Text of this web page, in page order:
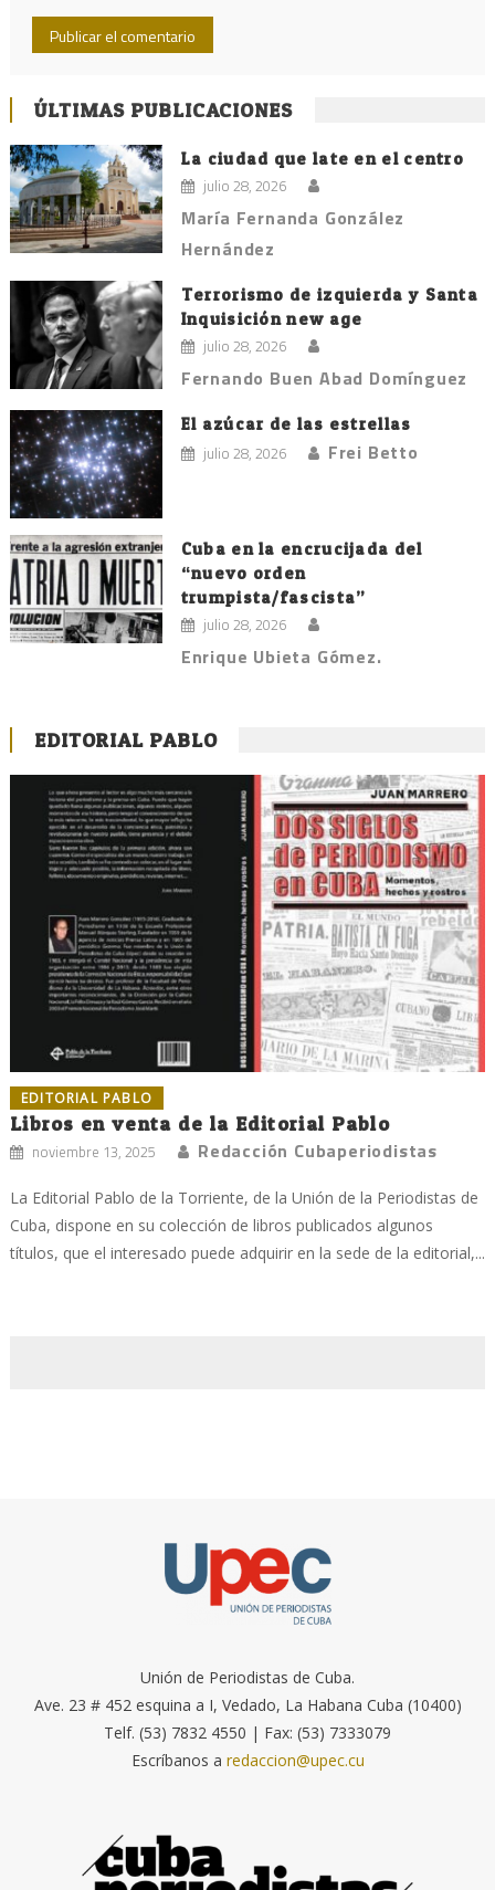
ÚLTIMAS PUBLICACIONES
La ciudad que late en el centro
julio 28, 2026
María Fernanda González
Hernández
Terrorismo de izquierda y Santa
Inquisición new age
julio 28, 2026
Fernando Buen Abad Domínguez
El azúcar de las estrellas
julio 28, 2026 Frei Betto
Cuba en la encrucijada del
“nuevo orden
trumpista/fascista”
julio 28, 2026
Enrique Ubieta Gómez.
EDITORIAL PABLO
EDITORIAL PABLO
Libros en venta de la Editorial Pablo
noviembre 13, 2025 Redacción Cubaperiodistas
La Editorial Pablo de la Torriente, de la Unión de la Periodistas de
Cuba, dispone en su colección de libros publicados algunos
títulos, que el interesado puede adquirir en la sede de la editorial,...
Unión de Periodistas de Cuba.
Ave. 23 # 452 esquina a I, Vedado, La Habana Cuba (10400)
Telf. (53) 7832 4550 | Fax: (53) 7333079
Escríbanos a redaccion@upec.cu